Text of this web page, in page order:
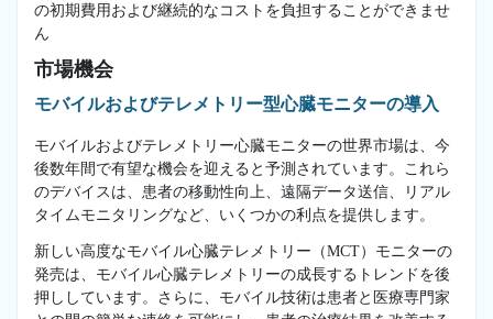
の初期費用および継続的なコストを負担することができませ
ん
市場機会
モバイルおよびテレメトリー型心臓モニターの導入
モバイルおよびテレメトリー心臓モニターの世界市場は、今
後数年間で有望な機会を迎えると予測されています。これら
のデバイスは、患者の移動性向上、遠隔データ送信、リアル
タイムモニタリングなど、いくつかの利点を提供します。
新しい高度なモバイル心臓テレメトリー（MCT）モニターの
発売は、モバイル心臓テレメトリーの成長するトレンドを後
押ししています。さらに、モバイル技術は患者と医療専門家